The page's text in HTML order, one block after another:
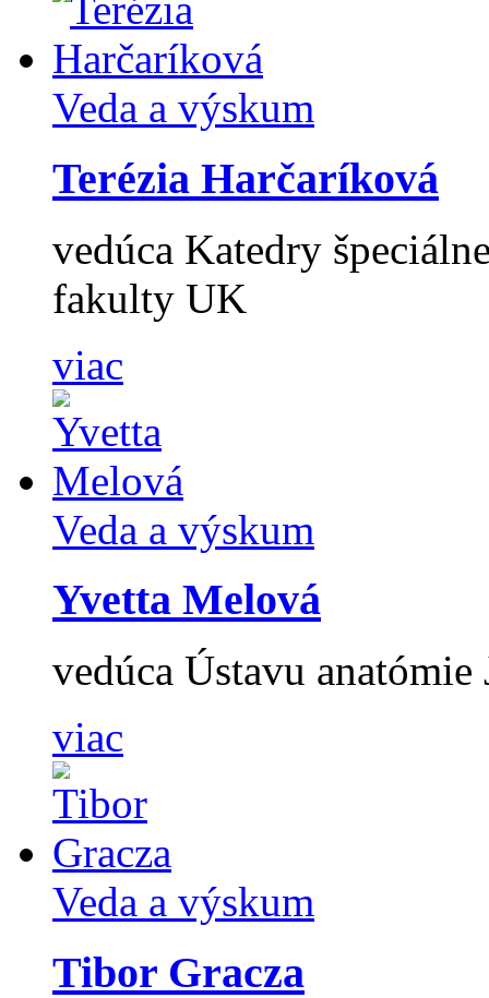
Veda a výskum
Terézia Harčaríková
vedúca Katedry
fakulty UK
viac
Veda a výskum
Yvetta Melová
vedúca Ústavu
viac
Veda a výskum
Tibor Gracza